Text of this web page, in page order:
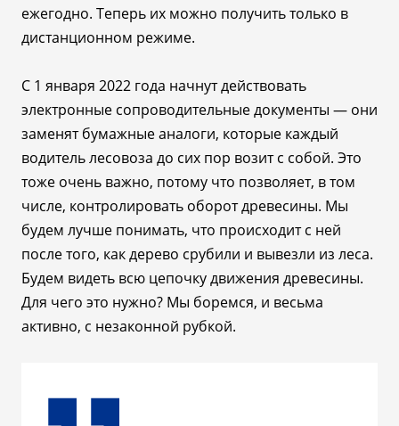
ежегодно. Теперь их можно получить только в
дистанционном режиме.
С 1 января 2022 года начнут действовать
электронные сопроводительные документы — они
заменят бумажные аналоги, которые каждый
водитель лесовоза до сих пор возит с собой. Это
тоже очень важно, потому что позволяет, в том
числе, контролировать оборот древесины. Мы
будем лучше понимать, что происходит с ней
после того, как дерево срубили и вывезли из леса.
Будем видеть всю цепочку движения древесины.
Для чего это нужно? Мы боремся, и весьма
активно, с незаконной рубкой.